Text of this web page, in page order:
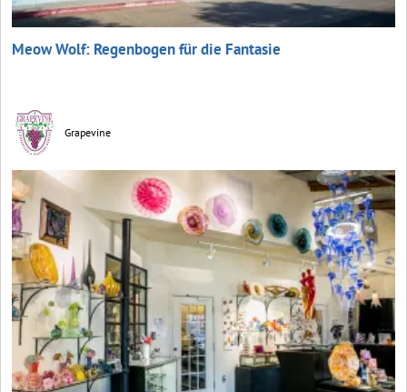
Meow Wolf: Regenbogen für die Fantasie
Grapevine